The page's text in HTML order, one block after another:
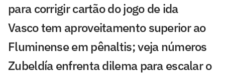
para corrigir cartão do jogo de ida
Vasco tem aproveitamento superior ao
Fluminense em pênaltis; veja números
Zubeldía enfrenta dilema para escalar o